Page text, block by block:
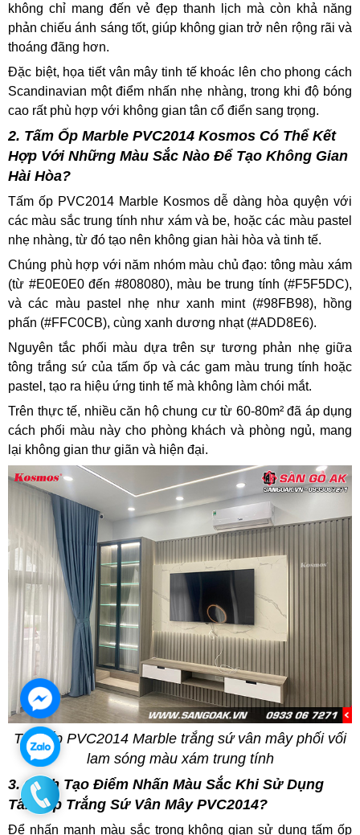
không chỉ mang đến vẻ đẹp thanh lịch mà còn khả năng
phản chiếu ánh sáng tốt, giúp không gian trở nên rộng rãi và
thoáng đãng hơn.
Đặc biệt, họa tiết vân mây tinh tế khoác lên cho phong cách
Scandinavian một điểm nhấn nhẹ nhàng, trong khi độ bóng
cao rất phù hợp với không gian tân cổ điển sang trọng.
2. Tấm Ốp Marble PVC2014 Kosmos Có Thể Kết
Hợp Với Những Màu Sắc Nào Để Tạo Không Gian
Hài Hòa?
Tấm ốp PVC2014 Marble Kosmos dễ dàng hòa quyện với
các màu sắc trung tính như xám và be, hoặc các màu pastel
nhẹ nhàng, từ đó tạo nên không gian hài hòa và tinh tế.
Chúng phù hợp với năm nhóm màu chủ đạo: tông màu xám
(từ #E0E0E0 đến #808080), màu be trung tính (#F5F5DC),
và các màu pastel nhẹ như xanh mint (#98FB98), hồng
phấn (#FFC0CB), cùng xanh dương nhạt (#ADD8E6).
Nguyên tắc phối màu dựa trên sự tương phản nhẹ giữa
tông trắng sứ của tấm ốp và các gam màu trung tính hoặc
pastel, tạo ra hiệu ứng tinh tế mà không làm chói mắt.
Trên thực tế, nhiều căn hộ chung cư từ 60-80m² đã áp dụng
cách phối màu này cho phòng khách và phòng ngủ, mang
lại không gian thư giãn và hiện đại.
Tấm ốp PVC2014 Marble trắng sứ vân mây phối vối
lam sóng màu xám trung tính
3. Cách Tạo Điểm Nhấn Màu Sắc Khi Sử Dụng
Tấm Ốp Trắng Sứ Vân Mây PVC2014?
Để nhấn mạnh màu sắc trong không gian sử dụng tấm ốp